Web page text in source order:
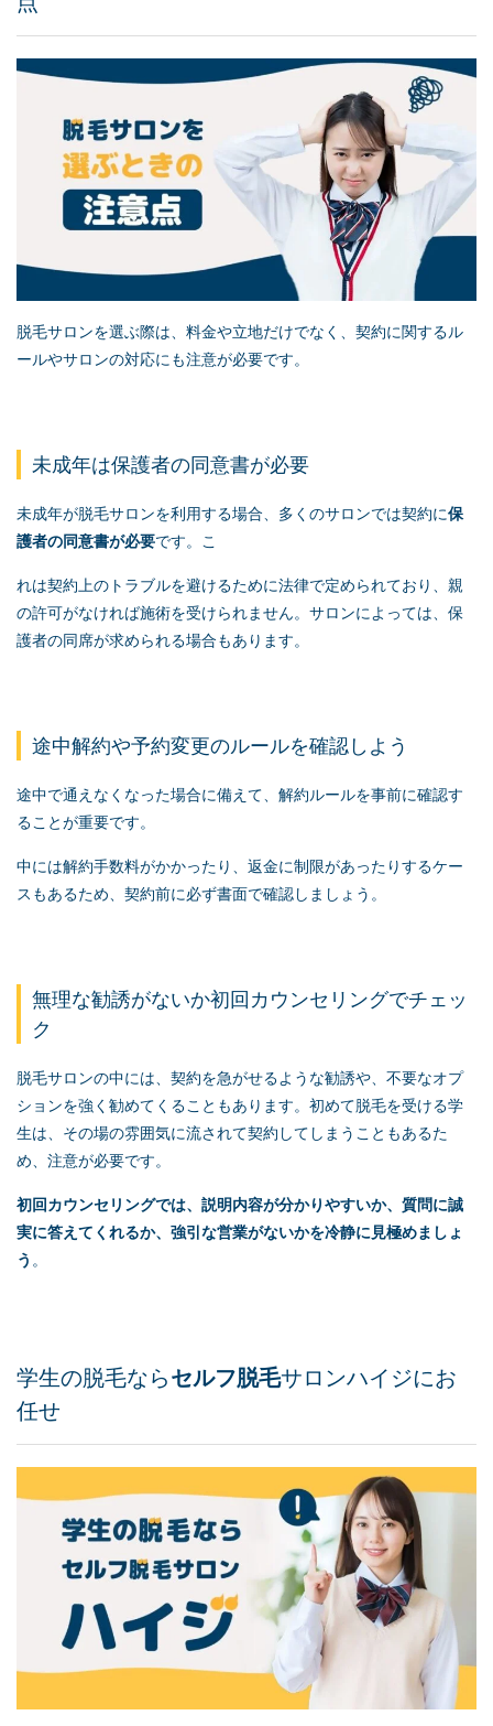
脱毛サロンを選ぶ際は、料金や立地だけでなく、契約に関するル
ールやサロンの対応にも注意が必要です。
未成年は保護者の同意書が必要
未成年が脱毛サロンを利用する場合、多くのサロンでは契約に保
護者の同意書が必要です。こ
れは契約上のトラブルを避けるために法律で定められており、親
の許可がなければ施術を受けられません。サロンによっては、保
護者の同席が求められる場合もあります。
途中解約や予約変更のルールを確認しよう
途中で通えなくなった場合に備えて、解約ルールを事前に確認す
ることが重要です。
中には解約手数料がかかったり、返金に制限があったりするケー
スもあるため、契約前に必ず書面で確認しましょう。
無理な勧誘がないか初回カウンセリングでチェッ
ク
脱毛サロンの中には、契約を急がせるような勧誘や、不要なオプ
ションを強く勧めてくることもあります。初めて脱毛を受ける学
生は、その場の雰囲気に流されて契約してしまうこともあるた
め、注意が必要です。
初回カウンセリングでは、説明内容が分かりやすいか、質問に誠
実に答えてくれるか、強引な営業がないかを冷静に見極めましょ
う 。
学生の脱毛ならセルフ脱毛サロンハイジにお
任せ